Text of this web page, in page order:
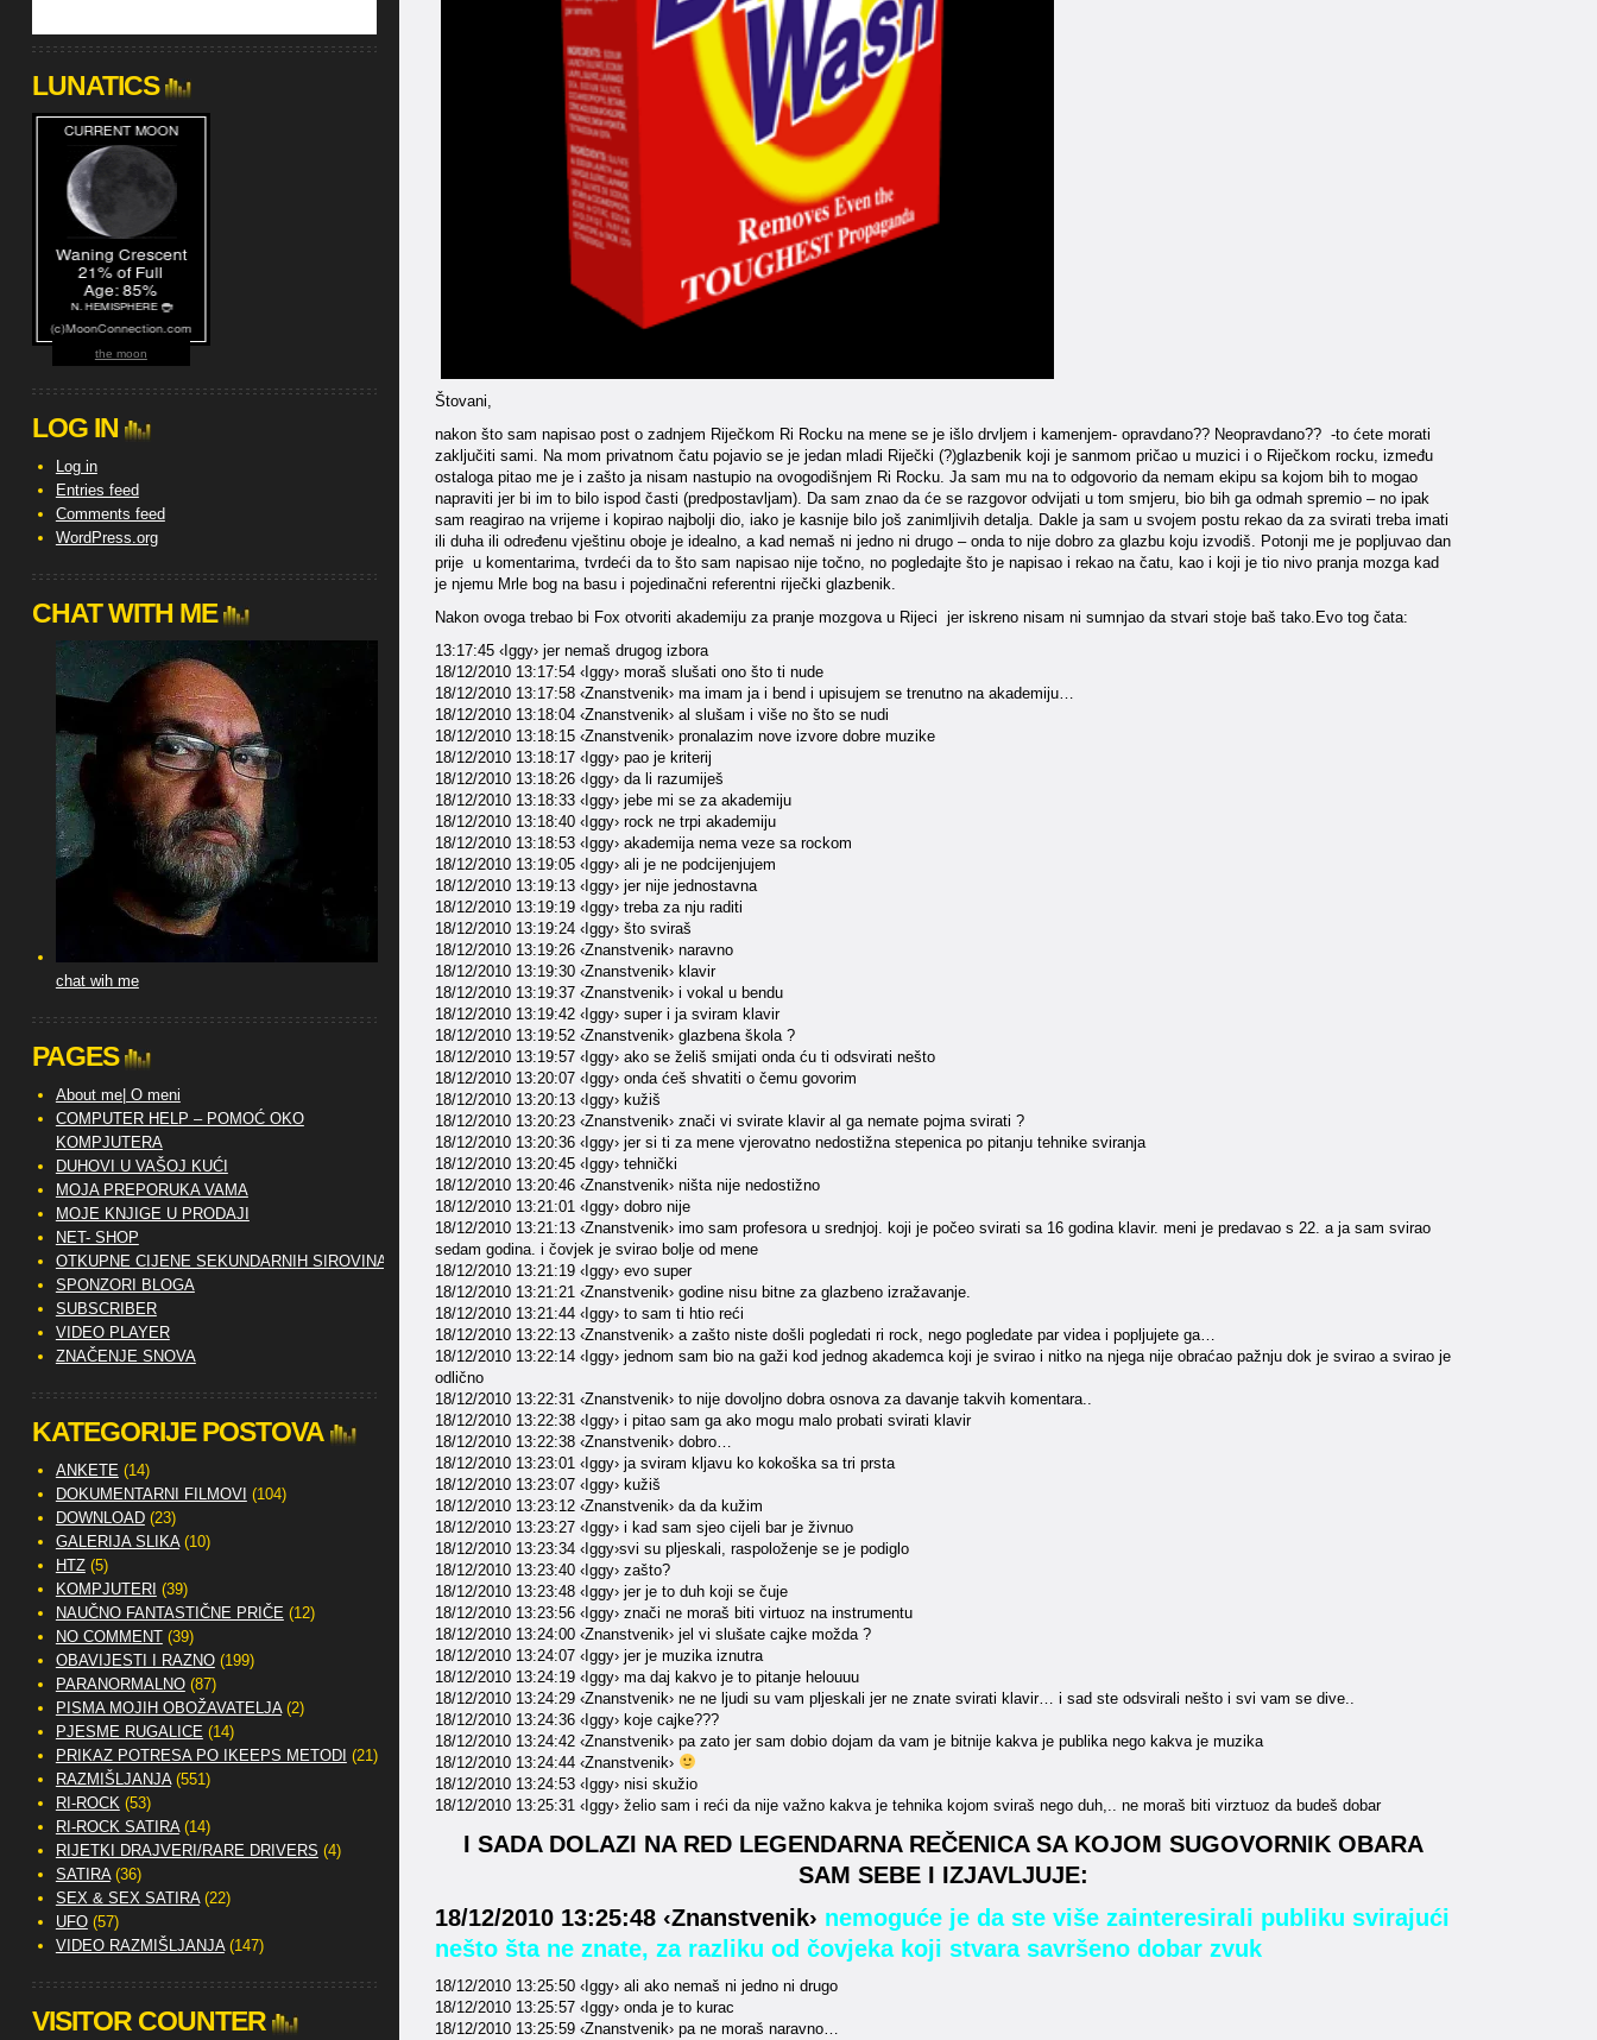
Štovani,
nakon što sam napisao post o zadnjem Riječkom Ri Rocku na mene se je išlo drvljem i kamenjem- opravdano?? Neopravdano?? -to ćete morati
zaključiti sami. Na mom privatnom čatu pojavio se je jedan mladi Riječki (?)glazbenik koji je sanmom pričao u muzici i o Riječkom rocku, između
ostaloga pitao me je i zašto ja nisam nastupio na ovogodišnjem Ri Rocku. Ja sam mu na to odgovorio da nemam ekipu sa kojom bih to mogao
napraviti jer bi im to bilo ispod časti (predpostavljam). Da sam znao da će se razgovor odvijati u tom smjeru, bio bih ga odmah spremio – no ipak
sam reagirao na vrijeme i kopirao najbolji dio, iako je kasnije bilo još zanimljivih detalja. Dakle ja sam u svojem postu rekao da za svirati treba imati
ili duha ili određenu vještinu oboje je idealno, a kad nemaš ni jedno ni drugo – onda to nije dobro za glazbu koju izvodiš. Potonji me je popljuvao dan
prije u komentarima, tvrdeći da to što sam napisao nije točno, no pogledajte što je napisao i rekao na čatu, kao i koji je tio nivo pranja mozga kad
je njemu Mrle bog na basu i pojedinačni referentni riječki glazbenik.
Nakon ovoga trebao bi Fox otvoriti akademiju za pranje mozgova u Rijeci jer iskreno nisam ni sumnjao da stvari stoje baš tako.Evo tog čata:
13:17:45 ‹Iggy› jer nemaš drugog izbora
18/12/2010 13:17:54 ‹Iggy› moraš slušati ono što ti nude
18/12/2010 13:17:58 ‹Znanstvenik› ma imam ja i bend i upisujem se trenutno na akademiju…
18/12/2010 13:18:04 ‹Znanstvenik› al slušam i više no što se nudi
18/12/2010 13:18:15 ‹Znanstvenik› pronalazim nove izvore dobre muzike
18/12/2010 13:18:17 ‹Iggy› pao je kriterij
18/12/2010 13:18:26 ‹Iggy› da li razumiješ
18/12/2010 13:18:33 ‹Iggy› jebe mi se za akademiju
18/12/2010 13:18:40 ‹Iggy› rock ne trpi akademiju
18/12/2010 13:18:53 ‹Iggy› akademija nema veze sa rockom
18/12/2010 13:19:05 ‹Iggy› ali je ne podcijenjujem
18/12/2010 13:19:13 ‹Iggy› jer nije jednostavna
18/12/2010 13:19:19 ‹Iggy› treba za nju raditi
18/12/2010 13:19:24 ‹Iggy› što sviraš
18/12/2010 13:19:26 ‹Znanstvenik› naravno
18/12/2010 13:19:30 ‹Znanstvenik› klavir
18/12/2010 13:19:37 ‹Znanstvenik› i vokal u bendu
18/12/2010 13:19:42 ‹Iggy› super i ja sviram klavir
18/12/2010 13:19:52 ‹Znanstvenik› glazbena škola ?
18/12/2010 13:19:57 ‹Iggy› ako se želiš smijati onda ću ti odsvirati nešto
18/12/2010 13:20:07 ‹Iggy› onda ćeš shvatiti o čemu govorim
18/12/2010 13:20:13 ‹Iggy› kužiš
18/12/2010 13:20:23 ‹Znanstvenik› znači vi svirate klavir al ga nemate pojma svirati ?
18/12/2010 13:20:36 ‹Iggy› jer si ti za mene vjerovatno nedostižna stepenica po pitanju tehnike sviranja
18/12/2010 13:20:45 ‹Iggy› tehnički
18/12/2010 13:20:46 ‹Znanstvenik› ništa nije nedostižno
18/12/2010 13:21:01 ‹Iggy› dobro nije
18/12/2010 13:21:13 ‹Znanstvenik› imo sam profesora u srednjoj. koji je počeo svirati sa 16 godina klavir. meni je predavao s 22. a ja sam svirao
sedam godina. i čovjek je svirao bolje od mene
18/12/2010 13:21:19 ‹Iggy› evo super
18/12/2010 13:21:21 ‹Znanstvenik› godine nisu bitne za glazbeno izražavanje.
18/12/2010 13:21:44 ‹Iggy› to sam ti htio reći
18/12/2010 13:22:13 ‹Znanstvenik› a zašto niste došli pogledati ri rock, nego pogledate par videa i popljujete ga…
18/12/2010 13:22:14 ‹Iggy› jednom sam bio na gaži kod jednog akademca koji je svirao i nitko na njega nije obraćao pažnju dok je svirao a svirao je
odlično
18/12/2010 13:22:31 ‹Znanstvenik› to nije dovoljno dobra osnova za davanje takvih komentara..
18/12/2010 13:22:38 ‹Iggy› i pitao sam ga ako mogu malo probati svirati klavir
18/12/2010 13:22:38 ‹Znanstvenik› dobro…
18/12/2010 13:23:01 ‹Iggy› ja sviram kljavu ko kokoška sa tri prsta
18/12/2010 13:23:07 ‹Iggy› kužiš
18/12/2010 13:23:12 ‹Znanstvenik› da da kužim
18/12/2010 13:23:27 ‹Iggy› i kad sam sjeo cijeli bar je živnuo
18/12/2010 13:23:34 ‹Iggy›svi su pljeskali, raspoloženje se je podiglo
18/12/2010 13:23:40 ‹Iggy› zašto?
18/12/2010 13:23:48 ‹Iggy› jer je to duh koji se čuje
18/12/2010 13:23:56 ‹Iggy› znači ne moraš biti virtuoz na instrumentu
18/12/2010 13:24:00 ‹Znanstvenik› jel vi slušate cajke možda ?
18/12/2010 13:24:07 ‹Iggy› jer je muzika iznutra
18/12/2010 13:24:19 ‹Iggy› ma daj kakvo je to pitanje helouuu
18/12/2010 13:24:29 ‹Znanstvenik› ne ne ljudi su vam pljeskali jer ne znate svirati klavir… i sad ste odsvirali nešto i svi vam se dive..
18/12/2010 13:24:36 ‹Iggy› koje cajke???
18/12/2010 13:24:42 ‹Znanstvenik› pa zato jer sam dobio dojam da vam je bitnije kakva je publika nego kakva je muzika
18/12/2010 13:24:44 ‹Znanstvenik›
18/12/2010 13:24:53 ‹Iggy› nisi skužio
18/12/2010 13:25:31 ‹Iggy› želio sam i reći da nije važno kakva je tehnika kojom sviraš nego duh,.. ne moraš biti virztuoz da budeš dobar
I SADA DOLAZI NA RED LEGENDARNA REČENICA SA KOJOM SUGOVORNIK OBARA
SAM SEBE I IZJAVLJUJE:
18/12/2010 13:25:48 ‹Znanstvenik› nemoguće je da ste više zainteresirali publiku svirajući
nešto šta ne znate, za razliku od čovjeka koji stvara savršeno dobar zvuk
18/12/2010 13:25:50 ‹Iggy› ali ako nemaš ni jedno ni drugo
18/12/2010 13:25:57 ‹Iggy› onda je to kurac
18/12/2010 13:25:59 ‹Znanstvenik› pa ne moraš naravno…
LUNATICS
the moon
LOG IN
Log in
Entries feed
Comments feed
WordPress.org
CHAT WITH ME
chat wih me
PAGES
About me| O meni
COMPUTER HELP – POMOĆ OKO
KOMPJUTERA
DUHOVI U VAŠOJ KUĆI
MOJA PREPORUKA VAMA
MOJE KNJIGE U PRODAJI
NET- SHOP
OTKUPNE CIJENE SEKUNDARNIH SIROVINA
SPONZORI BLOGA
SUBSCRIBER
VIDEO PLAYER
ZNAČENJE SNOVA
KATEGORIJE POSTOVA
ANKETE (14)
DOKUMENTARNI FILMOVI (104)
DOWNLOAD(23)
GALERIJA SLIKA(10)
HTZ(5)
KOMPJUTERI (39)
NAUČNO FANTASTIČNE PRIČE (12)
NO COMMENT(39)
OBAVIJESTI I RAZNO(199)
PARANORMALNO(87)
PISMA MOJIH OBOŽAVATELJA(2)
PJESME RUGALICE (14)
PRIKAZ POTRESA PO IKEEPS METODI (21)
RAZMIŠLJANJA(551)
RI-ROCK(53)
RI-ROCK SATIRA(14)
RIJETKI DRAJVERI/RARE DRIVERS (4)
SATIRA(36)
SEX & SEX SATIRA(22)
UFO(57)
VIDEO RAZMIŠLJANJA(147)
VISITOR COUNTER